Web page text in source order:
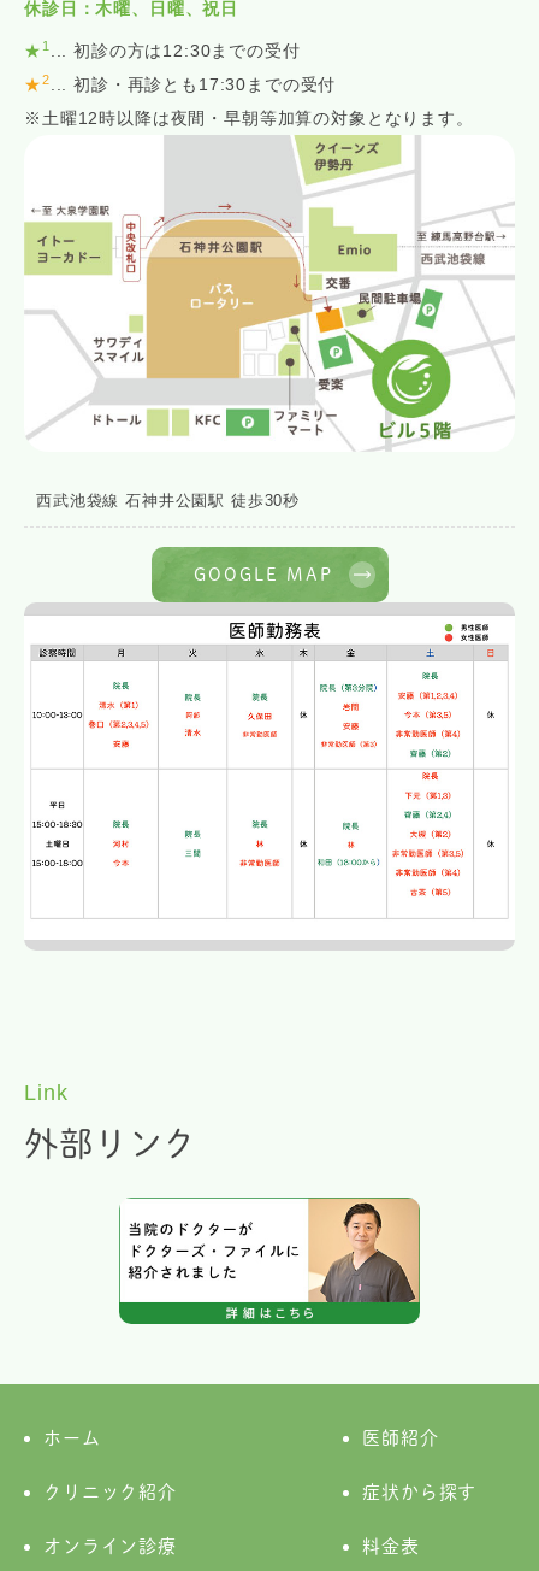
休診日：木曜、日曜、祝日
★ 1
... 初診の方は12:30までの受付
★2
... 初診・再診とも17:30までの受付
※土曜12時以降は夜間・早朝等加算の対象となります。
西武池袋線 石神井公園駅 徒歩30秒
GOOGLE MAP
Link
外部リンク
ホーム 医師紹介
クリニック紹介 症状から探す
オンライン診療
料金表